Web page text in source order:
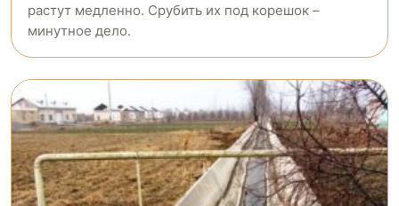
растут медленно. Срубить их под корешок –
минутное дело.